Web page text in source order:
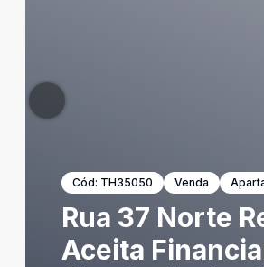
Cód: TH35050 Venda
Rua 37 Norte
Aceita